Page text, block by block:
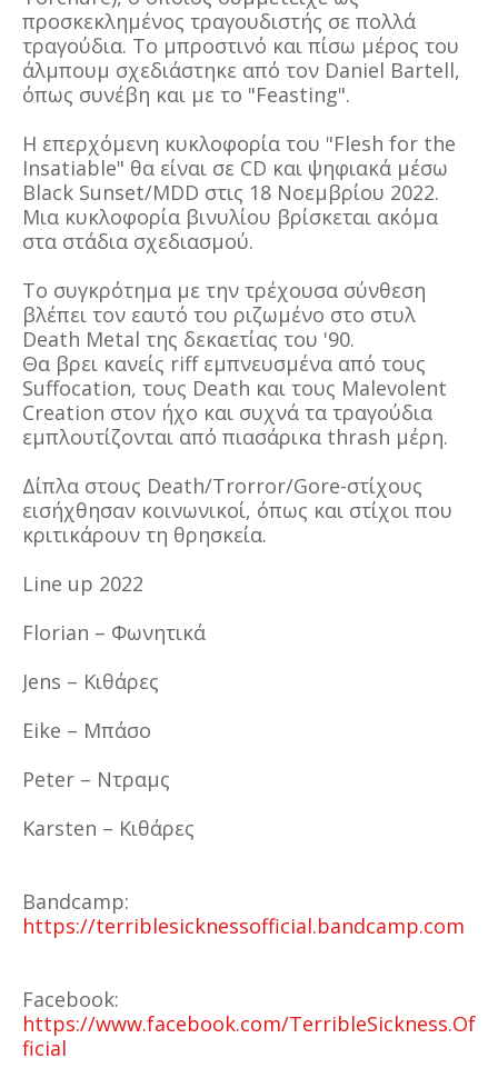
προσκεκλημένος τραγουδιστής σε πολλά
τραγούδια. Το μπροστινό και πίσω μέρος του
άλμπουμ σχεδιάστηκε από τον Daniel Bartell,
όπως συνέβη και με το "Feasting".
Η επερχόμενη κυκλοφορία του "Flesh for the
Insatiable" θα είναι σε CD και ψηφιακά μέσω
Black Sunset/MDD στις 18 Νοεμβρίου 2022.
Μια κυκλοφορία βινυλίου βρίσκεται ακόμα
στα στάδια σχεδιασμού.
Το συγκρότημα με την τρέχουσα σύνθεση
βλέπει τον εαυτό του ριζωμένο στο στυλ
Death Metal της δεκαετίας του '90.
Θα βρει κανείς riff εμπνευσμένα από τους
Suffocation, τους Death και τους Malevolent
Creation στον ήχο και συχνά τα τραγούδια
εμπλουτίζονται από πιασάρικα thrash μέρη.
Δίπλα στους Death/Trorror/Gore-στίχους
εισήχθησαν κοινωνικοί, όπως και στίχοι που
κριτικάρουν τη θρησκεία.
Line up 2022
Florian – Φωνητικά
Jens – Κιθάρες
Eike – Μπάσο
Peter – Ντραμς
Karsten – Κιθάρες
Bandcamp:
https://terriblesicknessofficial.bandcamp.com
Facebook:
https://www.facebook.com/TerribleSickness.Of
ficial